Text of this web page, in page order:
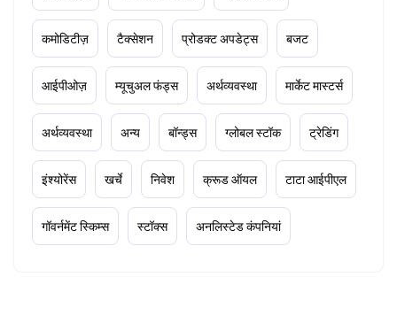
कमोडिटीज़ टैक्सेशन प्रोडक्ट अपडेट्स बजट
आईपीओज़ म्यूचुअल फंड्स अर्थव्यवस्था मार्केट मास्टर्स
अर्थव्यवस्था अन्य बॉन्ड्स ग्लोबल स्टॉक ट्रेडिंग
इंश्योरेंस खर्चे निवेश क्रूड ऑयल टाटा आईपीएल
गॉवर्नमेंट स्किम्स स्टॉक्स अनलिस्टेड कंपनियां